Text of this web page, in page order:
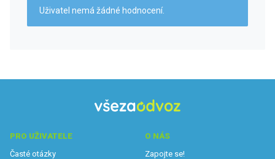
Uživatel nemá žádné hodnocení.
PRO UŽIVATELE
Časté otázky
O NÁS
Zapojte se!